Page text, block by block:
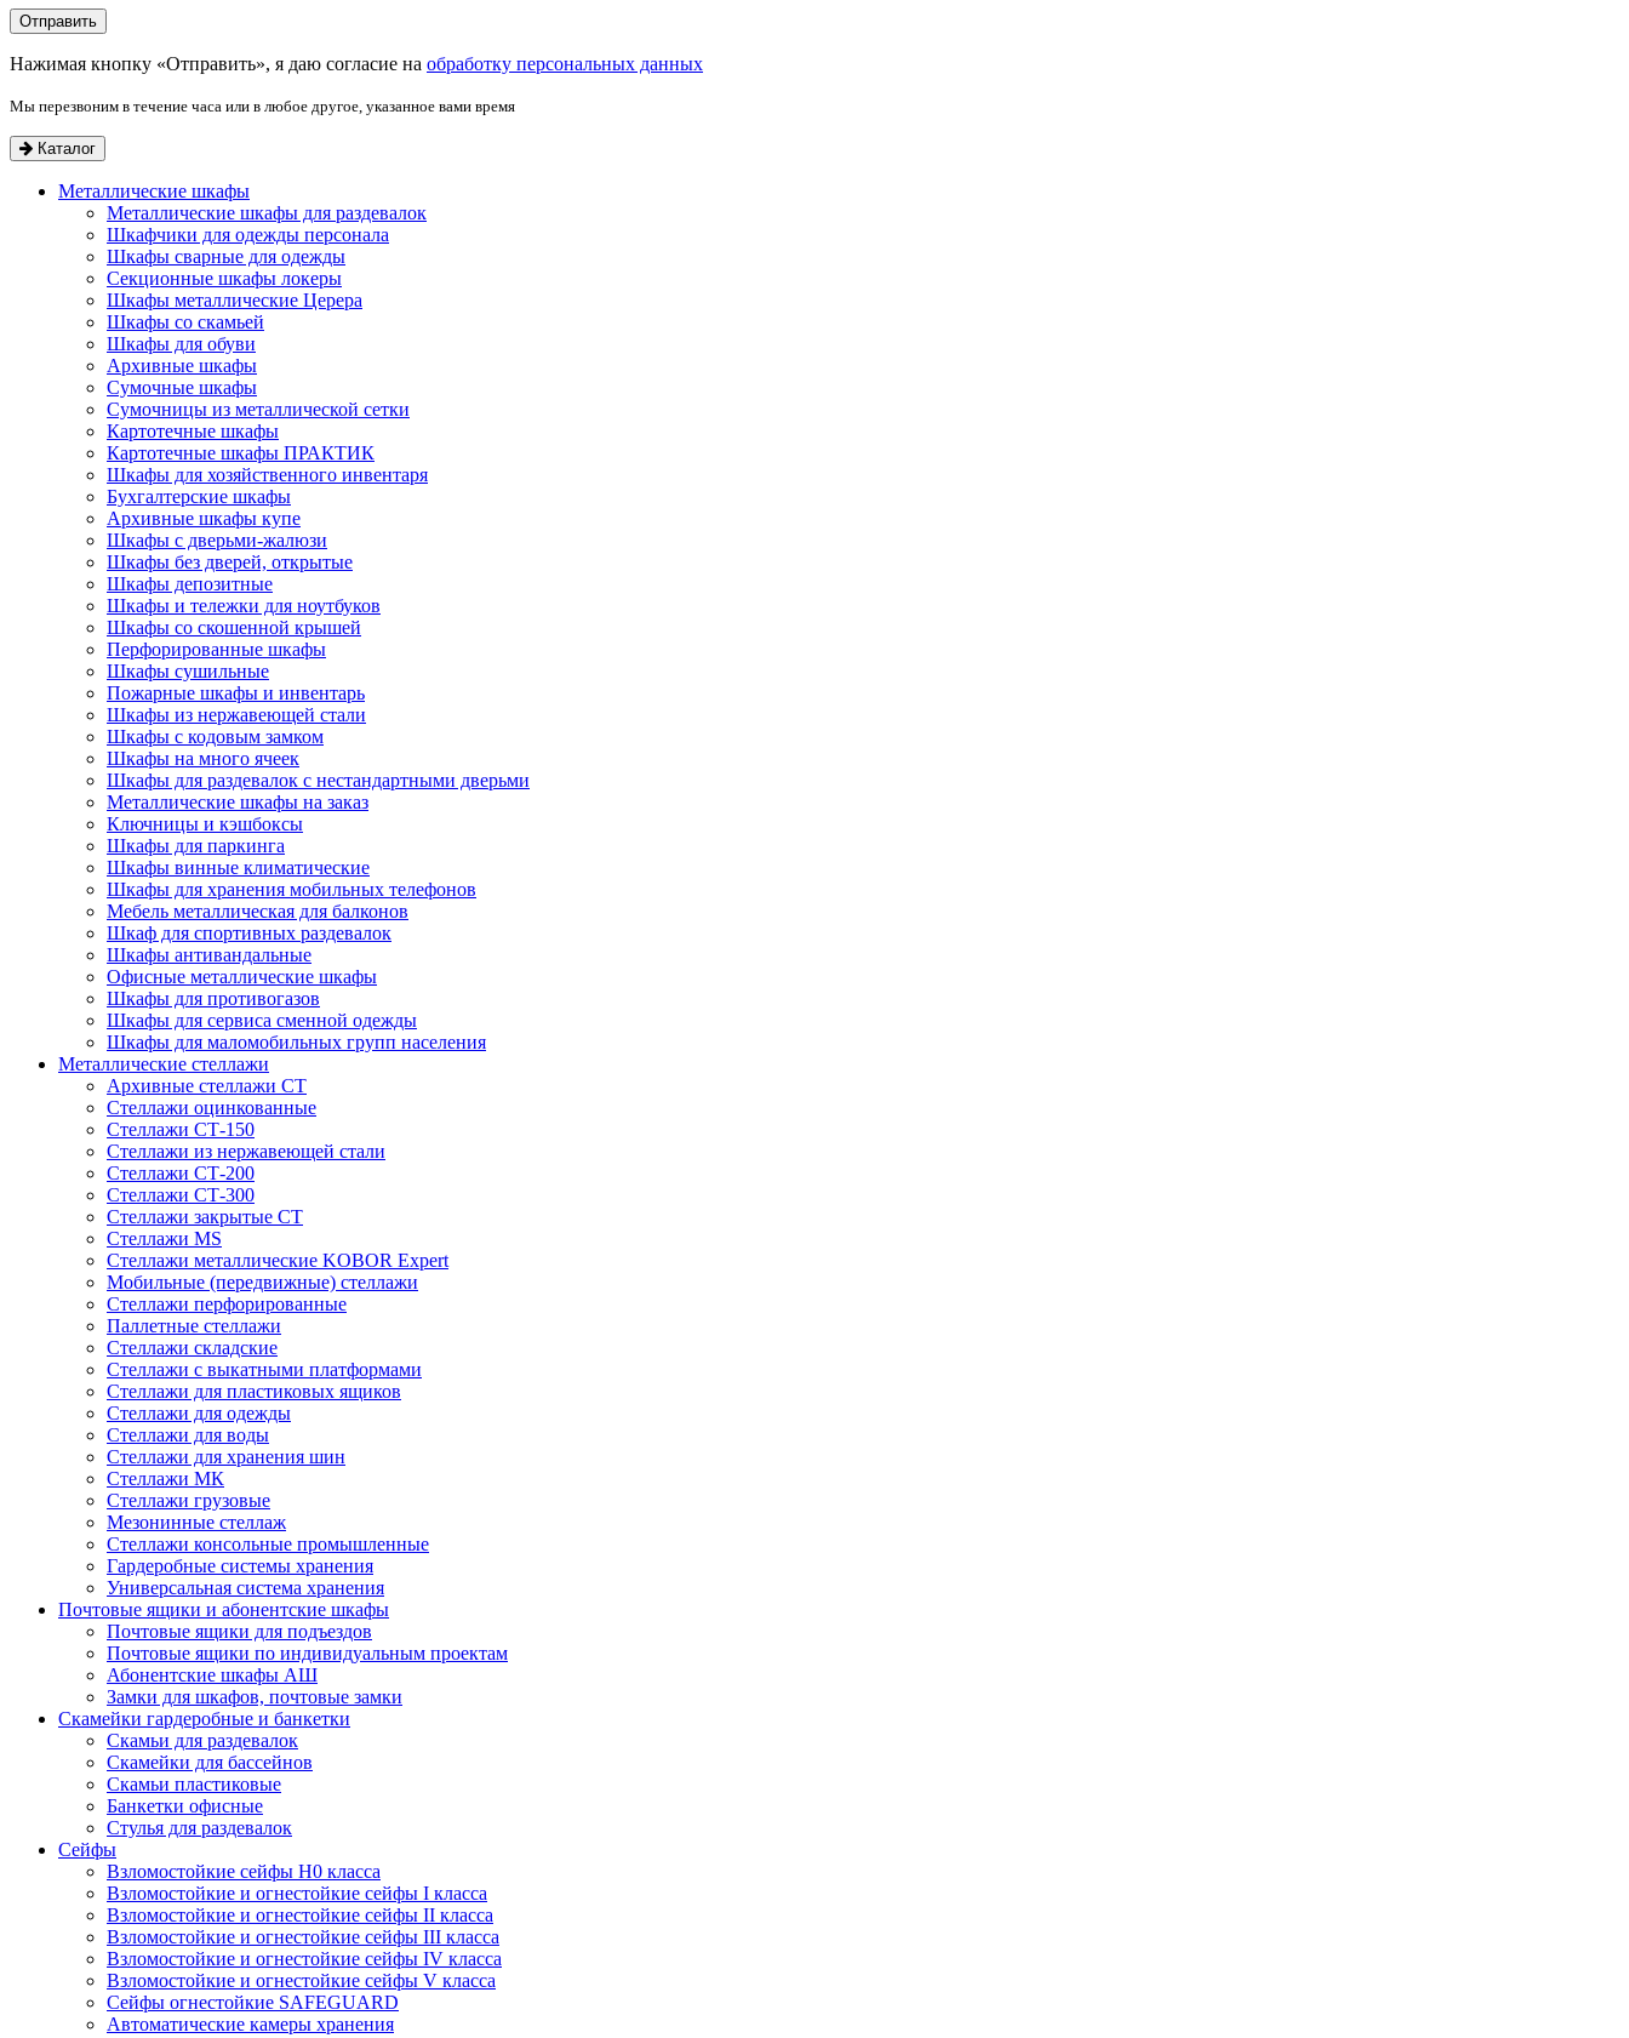
Нажимая кнопку «Отправить», я даю согласие на обработку персональных данных
Мы перезвоним в течение часа или в любое другое, указанное вами время
Каталог
Металлические шкафы
Металлические шкафы для раздевалок
Шкафчики для одежды персонала
Шкафы сварные для одежды
Секционные шкафы локеры
Шкафы металлические Церера
Шкафы со скамьей
Шкафы для обуви
Архивные шкафы
Сумочные шкафы
Сумочницы из металлической сетки
Картотечные шкафы
Картотечные шкафы ПРАКТИК
Шкафы для хозяйственного инвентаря
Бухгалтерские шкафы
Архивные шкафы купе
Шкафы с дверьми-жалюзи
Шкафы без дверей, открытые
Шкафы депозитные
Шкафы и тележки для ноутбуков
Шкафы со скошенной крышей
Перфорированные шкафы
Шкафы сушильные
Пожарные шкафы и инвентарь
Шкафы из нержавеющей стали
Шкафы с кодовым замком
Шкафы на много ячеек
Шкафы для раздевалок с нестандартными дверьми
Металлические шкафы на заказ
Ключницы и кэшбоксы
Шкафы для паркинга
Шкафы винные климатические
Шкафы для хранения мобильных телефонов
Мебель металлическая для балконов
Шкаф для спортивных раздевалок
Шкафы антивандальные
Офисные металлические шкафы
Шкафы для противогазов
Шкафы для сервиса сменной одежды
Шкафы для маломобильных групп населения
Металлические стеллажи
Архивные стеллажи СТ
Стеллажи оцинкованные
Стеллажи СТ-150
Стеллажи из нержавеющей стали
Стеллажи СТ-200
Стеллажи СТ-300
Стеллажи закрытые СТ
Стеллажи MS
Стеллажи металлические KOBOR Expert
Мобильные (передвижные) стеллажи
Стеллажи перфорированные
Паллетные стеллажи
Стеллажи складские
Стеллажи с выкатными платформами
Стеллажи для пластиковых ящиков
Стеллажи для одежды
Стеллажи для воды
Стеллажи для хранения шин
Стеллажи МК
Стеллажи грузовые
Мезонинные стеллаж
Стеллажи консольные промышленные
Гардеробные системы хранения
Универсальная система хранения
Почтовые ящики и абонентские шкафы
Почтовые ящики для подъездов
Почтовые ящики по индивидуальным проектам
Абонентские шкафы АШ
Замки для шкафов, почтовые замки
Скамейки гардеробные и банкетки
Скамьи для раздевалок
Скамейки для бассейнов
Скамьи пластиковые
Банкетки офисные
Стулья для раздевалок
Сейфы
Взломостойкие сейфы H0 класса
Взломостойкие и огнестойкие сейфы I класса
Взломостойкие и огнестойкие сейфы II класса
Взломостойкие и огнестойкие сейфы III класса
Взломостойкие и огнестойкие сейфы IV класса
Взломостойкие и огнестойкие сейфы V класса
Сейфы огнестойкие SAFEGUARD
Автоматические камеры хранения